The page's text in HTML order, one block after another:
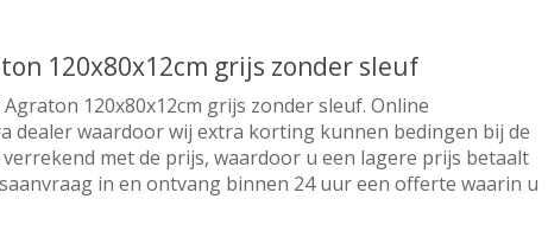
120x80x12cm grijs zonder sleuf
120x80x12cm grijs zonder sleuf. Online
dealer waardoor wij extra korting kunnen bedingen bij de
met de prijs, waardoor u een lagere prijs betaalt
in en ontvang binnen 24 uur een offerte waarin u